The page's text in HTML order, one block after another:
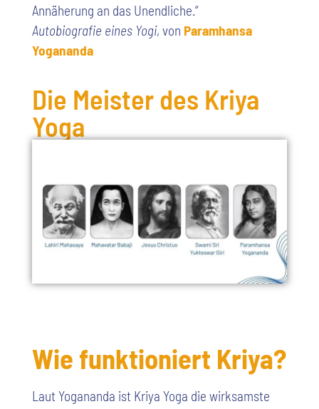
Annäherung an das Unendliche.“
Autobiografie eines Yogi, von Paramhansa
Yogananda
Die Meister des Kriya
Yoga
Wie funktioniert Kriya?
Laut Yogananda ist Kriya Yoga die wirksamste